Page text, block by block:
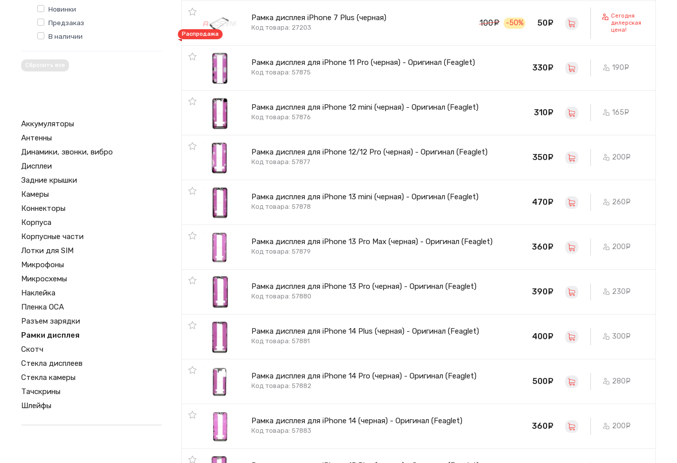
Новинки
Предзаказ
В наличии
Сбросить все
Аккумуляторы
Антенны
Динамики, звонки, вибро
Дисплеи
Задние крышки
Камеры
Коннекторы
Корпуса
Корпусные части
Лотки для SIM
Микрофоны
Микросхемы
Наклейка
Пленка OCA
Разъем зарядки
Рамки дисплея
Скотч
Стекла дисплеев
Стекла камеры
Тачскрины
Шлейфы
Рамка дисплея iPhone 7 Plus (черная)
Код товара: 27203
Распродажа
100 руб.
-50% 50 руб.
Сегодня
дилерская
цена!
Рамка дисплея для iPhone 11 Pro (черная) - Оригинал (Feaglet)
Код товара: 57875 330 руб. 190
Рамка дисплея для iPhone 12 mini (черная) - Оригинал (Feaglet)
Код товара: 57876 310 руб. 165
Рамка дисплея для iPhone 12/12 Pro (черная) - Оригинал (Feaglet)
Код товара: 57877 350 руб. 200
Рамка дисплея для iPhone 13 mini (черная) - Оригинал (Feaglet)
Код товара: 57878 470 руб. 260
Рамка дисплея для iPhone 13 Pro Max (черная) - Оригинал (Feaglet)
Код товара: 57879 360 руб. 200
Рамка дисплея для iPhone 13 Pro (черная) - Оригинал (Feaglet)
Код товара: 57880 390 руб. 230
Рамка дисплея для iPhone 14 Plus (черная) - Оригинал (Feaglet)
Код товара: 57881 400 руб. 300
Рамка дисплея для iPhone 14 Pro (черная) - Оригинал (Feaglet)
Код товара: 57882 500 руб. 280
Рамка дисплея для iPhone 14 (черная) - Оригинал (Feaglet)
Код товара: 57883 360 руб. 200